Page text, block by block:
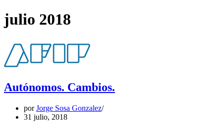
julio 2018
Autónomos. Cambios.
porJorge Sosa Gonzalez
31 julio, 2018